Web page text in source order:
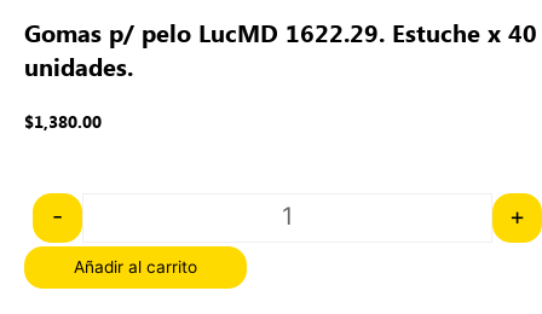
Gomas p/ pelo LucMD 1622.29. Estuche x 40
unidades.
$1,380.00
- +
Añadir al carrito